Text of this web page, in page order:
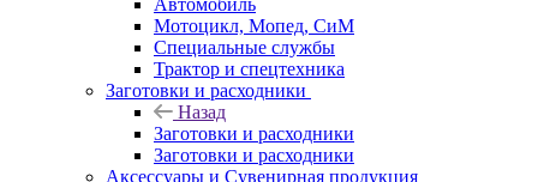
Автомобиль
Мотоцикл, Мопед, СиМ
Специальные службы
Трактор и спецтехника
Заготовки и расходники
Назад
Заготовки и расходники
Заготовки и расходники
Аксессуары и Сувенирная продукция